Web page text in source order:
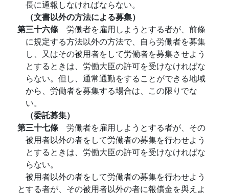
長に通報しなければならない。
（文書以外の方法による募集）
第三十六條 労働者を雇用しようとする者が、前條
に規定する方法以外の方法で、自ら労働者を募集
し、又はその被用者をして労働者を募集させよう
とするときは、労働大臣の許可を受けなければな
らない。但し、通常通勤をすることができる地域
から、労働者を募集する場合は、この限りでな
い。
（委託募集）
第三十七條 労働者を雇用しようとする者が、その
被用者以外の者をして労働者の募集を行わせよう
とするときは、労働大臣の許可を受けなければな
らない。
被用者以外の者をして労働者の募集を行わせよう
とする者が、その被用者以外の者に報償金を與えよ